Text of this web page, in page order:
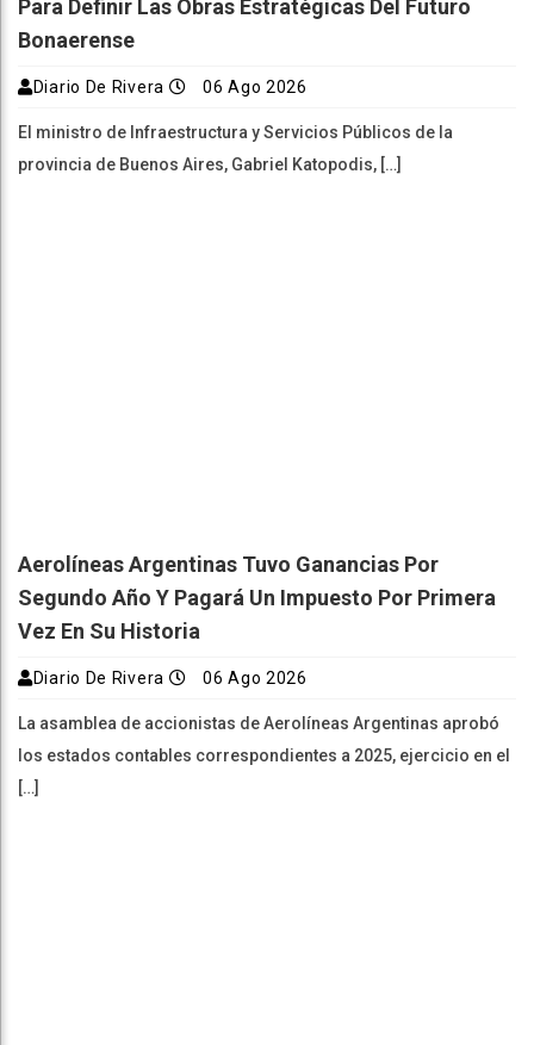
Para Definir Las Obras Estratégicas Del Futuro
Bonaerense
Diario De Rivera 06 Ago 2026
El ministro de Infraestructura y Servicios Públicos de la
provincia de Buenos Aires, Gabriel Katopodis, […]
Aerolíneas Argentinas Tuvo Ganancias Por
Segundo Año Y Pagará Un Impuesto Por Primera
Vez En Su Historia
Diario De Rivera 06 Ago 2026
La asamblea de accionistas de Aerolíneas Argentinas aprobó
los estados contables correspondientes a 2025, ejercicio en el
[…]